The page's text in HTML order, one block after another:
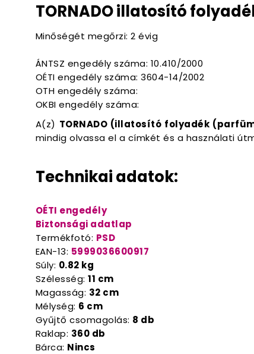
TORNADO illatosító
Minőségét megőrzi: 2 évig
ÁNTSZ engedély száma: 10.410/2000
OÉTI engedély száma: 3604-14/2002
OTH engedély száma:
OKBI engedély száma:
A(z) TORNADO (illatosító folyadék
mindig olvassa el a címkét és a használati
Technikai adatok:
OÉTI engedély
Biztonsági adatlap
Termékfotó: PSD
EAN-13: 5999036600917
Súly: 0.82 kg
Szélesség:11 cm
Magasság: 32 cm
Mélység: 6 cm
Gyűjtő csomagolás: 8 db
Raklap: 360 db
Bárca: Nincs